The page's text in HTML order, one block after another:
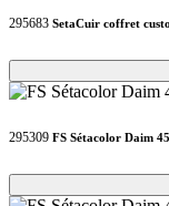
295683 SetaCuir coffret
Loading...
Loading...
295309 FS Sétacolor Daim
Loading...
Loading...